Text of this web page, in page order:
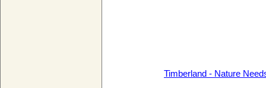
Timberland - Nature